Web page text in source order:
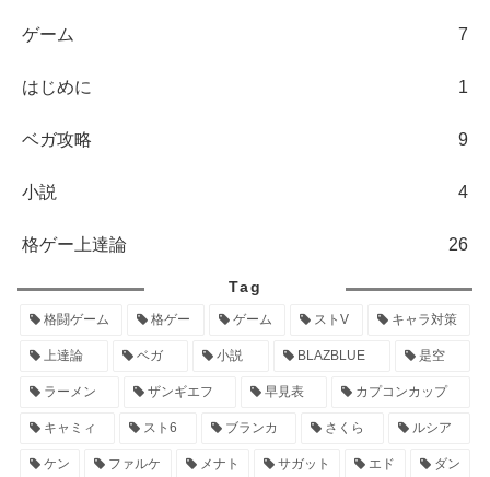
ゲーム 7
はじめに 1
ベガ攻略 9
小説 4
格ゲー上達論 26
Tag
格闘ゲーム 格ゲー ゲーム ストV キャラ対策
上達論 ベガ 小説 BLAZBLUE 是空
ラーメン ザンギエフ 早見表 カプコンカップ
キャミィ スト6 ブランカ さくら ルシア
ケン ファルケ メナト サガット エド ダン